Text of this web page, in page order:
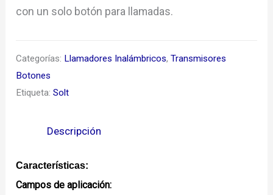
con un solo botón para llamadas.
Categorías: Llamadores Inalámbricos,Transmisores
Botones
Etiqueta:Solt
Descripción
Características:
Campos de aplicación: